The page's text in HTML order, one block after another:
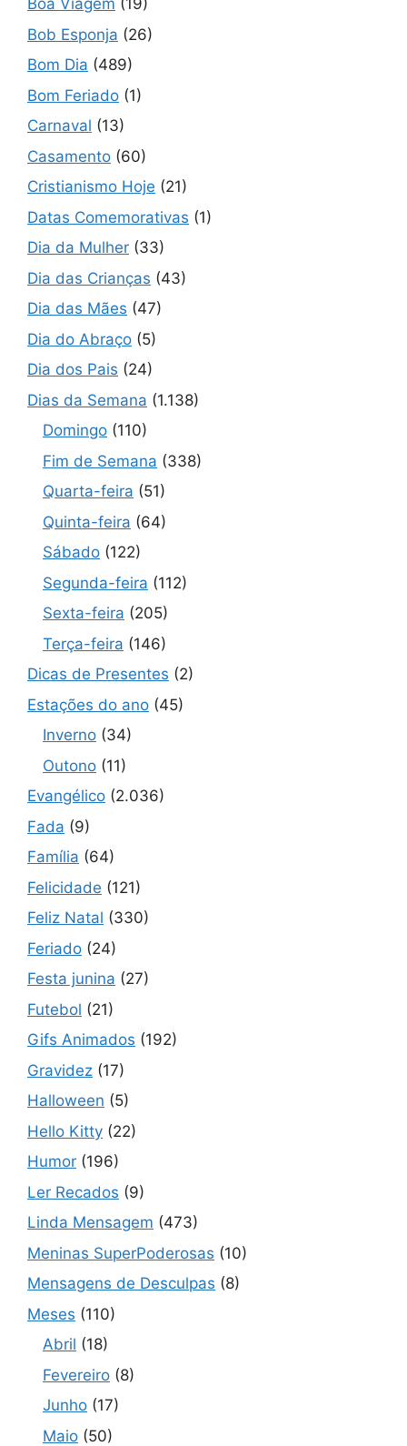
Boa Viagem (19)
Bob Esponja (26)
Bom Dia (489)
Bom Feriado (1)
Carnaval (13)
Casamento (60)
Cristianismo Hoje (21)
Datas Comemorativas (1)
Dia da Mulher (33)
Dia das Crianças (43)
Dia das Mães (47)
Dia do Abraço (5)
Dia dos Pais (24)
Dias da Semana (1.138)
Domingo (110)
Fim de Semana (338)
Quarta-feira (51)
Quinta-feira (64)
Sábado (122)
Segunda-feira (112)
Sexta-feira (205)
Terça-feira (146)
Dicas de Presentes (2)
Estações do ano (45)
Inverno (34)
Outono (11)
Evangélico (2.036)
Fada (9)
Família (64)
Felicidade (121)
Feliz Natal (330)
Feriado (24)
Festa junina (27)
Futebol (21)
Gifs Animados (192)
Gravidez (17)
Halloween (5)
Hello Kitty (22)
Humor (196)
Ler Recados (9)
Linda Mensagem (473)
Meninas SuperPoderosas (10)
Mensagens de Desculpas (8)
Meses (110)
Abril (18)
Fevereiro (8)
Junho (17)
Maio (50)